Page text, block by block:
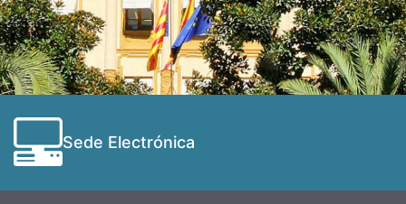
Sede Electrónica